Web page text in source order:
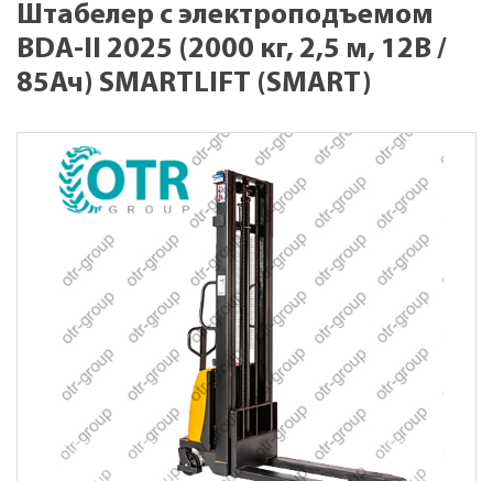
Штабелер с электроподъемом
BDA-II 2025 (2000 кг, 2,5 м, 12В /
85Ач) SMARTLIFT (SMART)